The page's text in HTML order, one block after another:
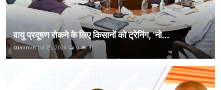
वायु प्रदूषण रोकने के लिए किसानों को ट्रेनिंग, 'नो...
suadmin Jul 25, 2026 0 31